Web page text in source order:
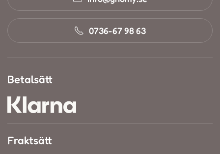
0736-67 98 63
Betalsätt
Fraktsätt